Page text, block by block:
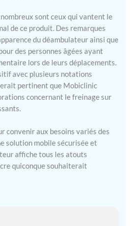
sont ceux qui vantent le
de ce produit. Des remarques
du déambulateur ainsi que
des personnes âgées ayant
lors de leurs déplacements.
avec plusieurs notations
pertinent que Mobiclinic
concernant le freinage sur
convenir aux besoins variés des
solution mobile sécurisée et
affiche tous les atouts
quiconque souhaiterait